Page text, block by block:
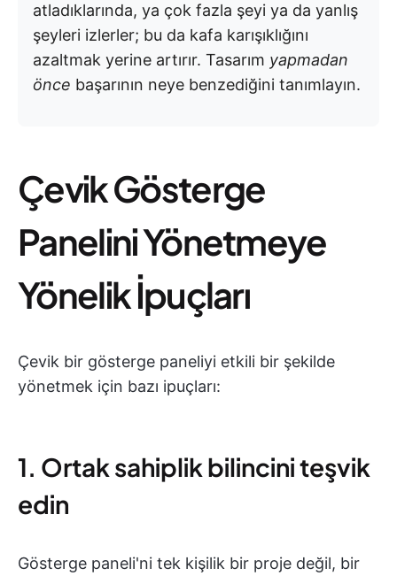
atladıklarında, ya çok fazla şeyi ya da yanlış
şeyleri izlerler; bu da kafa karışıklığını
azaltmak yerine artırır. Tasarım yapmadan
önce başarının neye benzediğini tanımlayın.
Çevik Gösterge
Panelini Yönetmeye
Yönelik İpuçları
Çevik bir gösterge paneliyi etkili bir şekilde
yönetmek için bazı ipuçları:
1. Ortak sahiplik bilincini teşvik
edin
Gösterge paneli'ni tek kişilik bir proje değil, bir